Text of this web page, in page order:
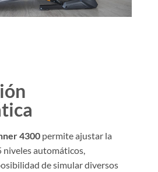
4300 permite ajustar la
niveles automáticos,
de simular diversos